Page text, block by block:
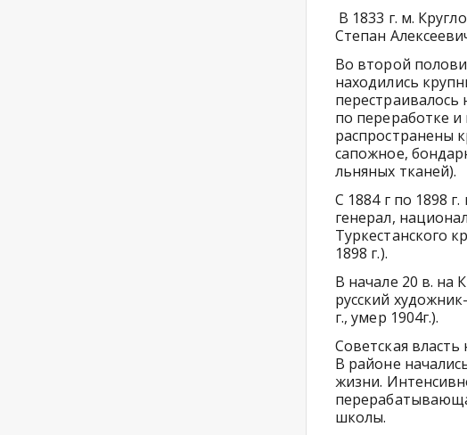
В 1833 г. м.
Степан
Во второй
находились
перестраивалось
по переработке
распространены
сапожное,
льняных тканей).
С 1884 г по 1898
генерал,
Туркестанского
1898 г.).
В начале 20 в. на
русский
г., умер 1904г.).
Советская
В районе
жизни.
школы.